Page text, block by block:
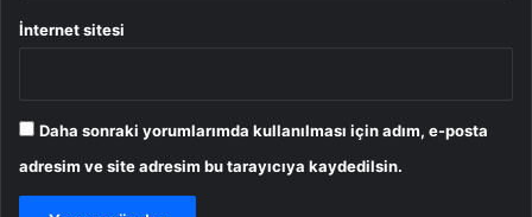
İnternet sitesi
Daha sonraki yorumlarımda kullanılması için adım, e-posta
adresim ve site adresim bu tarayıcıya kaydedilsin.